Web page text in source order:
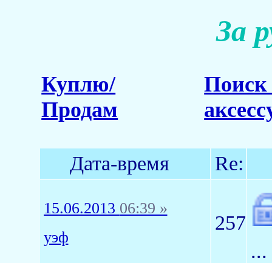
За
Куплю/
Продам
Поиск
Дата-время Re:
15.06.2013 06:39 »
уэф
257
...